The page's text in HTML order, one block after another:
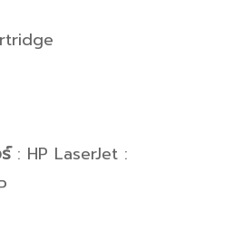
: HP LaserJet :